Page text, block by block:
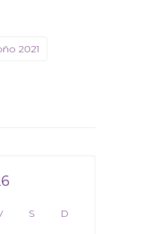
2021
S D